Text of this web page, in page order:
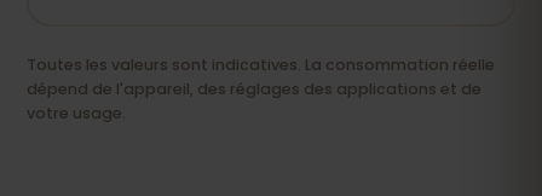
Toutes les valeurs sont indicatives. La consommation réelle
dépend de l'appareil, des réglages des applications et de
votre usage.